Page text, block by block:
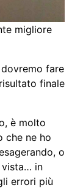
migliore
fare
finale
è molto
che ne ho
o
vista… in
errori più